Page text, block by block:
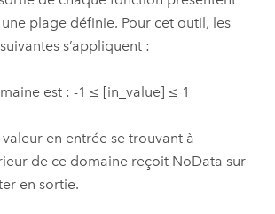
plage définie. Pour cet outil, les
s’appliquent :
est : -1 ≤ [in_value] ≤ 1
valeur en entrée se trouvant à
de ce domaine reçoit NoData sur
en sortie.